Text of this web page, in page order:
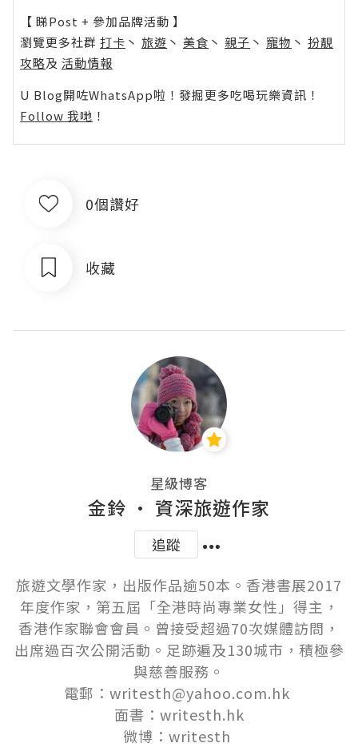
【 睇Post + 參加品牌活動 】
瀏覽更多社群 打卡 丶 旅遊 丶 美食 丶 親子 丶 寵物 丶 扮靚
攻略及 活動情報
U Blog開咗WhatsApp啦！發掘更多吃喝玩樂資訊！
Follow 我哋 ！
0個讚好
收藏
星級博客
金鈴 · 資深旅遊作家
追蹤
旅遊文學作家，出版作品逾50本。香港書展2017
年度作家，第五屆「全港時尚專業女性」得主，
香港作家聯會會員。曾接受超過70次媒體訪問，
出席過百次公開活動。足跡遍及130城市，積極參
與慈善服務。
電郵：writesth@yahoo.com.hk
面書：writesth.hk
微博：writesth